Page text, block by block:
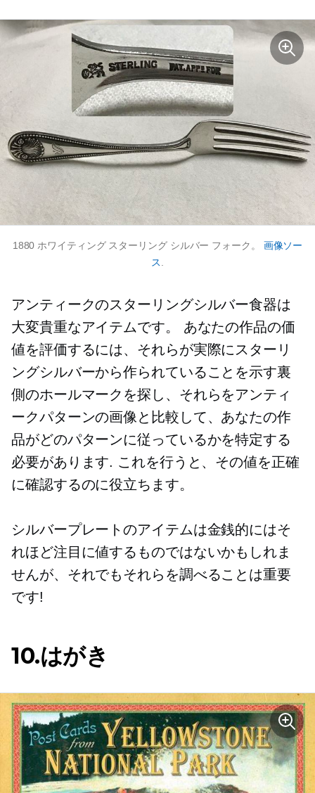
1880 ホワイティング スターリング シルバー フォーク。 画像ソー
ス
アンティークのスターリングシルバー食器は
大変貴重なアイテムです。 あなたの作品の価
値を評価するには、それらが実際にスターリ
ングシルバーから作られていることを示す裏
側のホールマークを探し、それらをアンティ
ークパターンの画像と比較して、あなたの作
品がどのパターンに従っているかを特定する
必要があります. これを行うと、その値を正確
に確認するのに役立ちます。
シルバープレートのアイテムは金銭的にはそ
れほど注目に値するものではないかもしれま
せんが、それでもそれらを調べることは重要
です!
10.はがき